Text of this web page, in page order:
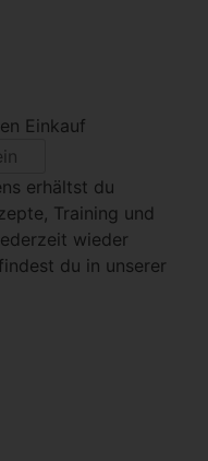
Einkauf
erhältst du
Training und
wieder
du in unserer